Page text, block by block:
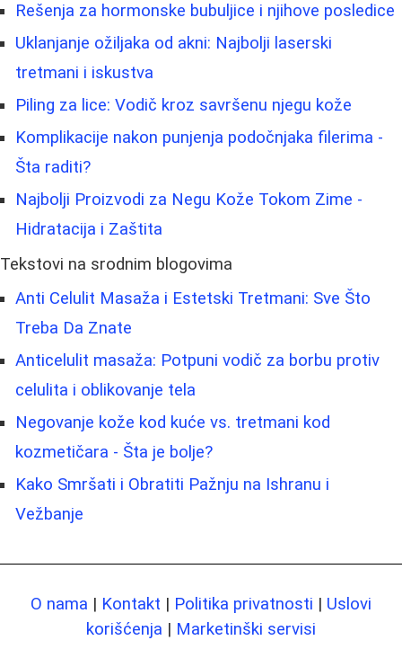
Rešenja za hormonske bubuljice i njihove posledice
Uklanjanje ožiljaka od akni: Najbolji laserski
tretmani i iskustva
Piling za lice: Vodič kroz savršenu njegu kože
Komplikacije nakon punjenja podočnjaka filerima -
Šta raditi?
Najbolji Proizvodi za Negu Kože Tokom Zime -
Hidratacija i Zaštita
Tekstovi na srodnim blogovima
Anti Celulit Masaža i Estetski Tretmani: Sve Što
Treba Da Znate
Anticelulit masaža: Potpuni vodič za borbu protiv
celulita i oblikovanje tela
Negovanje kože kod kuće vs. tretmani kod
kozmetičara - Šta je bolje?
Kako Smršati i Obratiti Pažnju na Ishranu i
Vežbanje
O nama | Kontakt | Politika privatnosti | Uslovi
korišćenja | Marketinški servisi